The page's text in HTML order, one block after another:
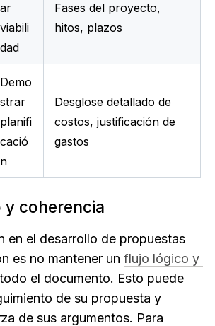
ar
viabili
dad
Fases del proyecto,
hitos, plazos
Demo
strar
planifi
cació
n
Desglose detallado de
costos, justificación de
gastos
y coherencia
en el desarrollo de propuestas
es no mantener un flujo lógico y
el documento. Esto puede
de su propuesta y
de sus argumentos. Para